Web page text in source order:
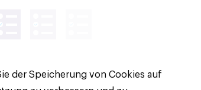
der Speicherung von Cookies auf